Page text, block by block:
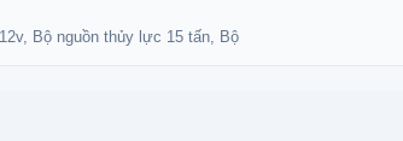
Bộ nguồn thủy lực 15 tấn, Bộ